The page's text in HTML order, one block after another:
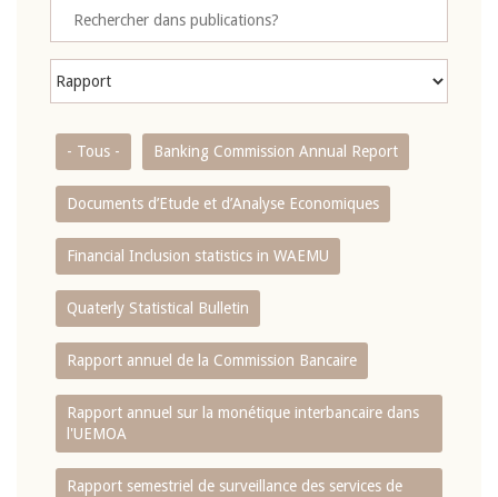
- Tous - Banking Commission Annual Report
Documents d’Etude et d’Analyse Economiques
Financial Inclusion statistics in WAEMU
Quaterly Statistical Bulletin
Rapport annuel de la Commission Bancaire
Rapport annuel sur la monétique interbancaire dans
l'UEMOA
Rapport semestriel de surveillance des services de